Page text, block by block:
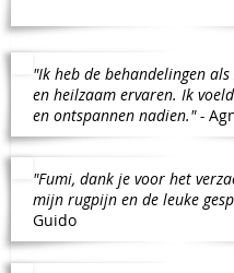
"Ik heb de behandelingen
en heilzaam ervaren. Ik
en ontspannen nadien." -
"Fumi, dank je voor het
mijn rugpijn en de leuke
Guido